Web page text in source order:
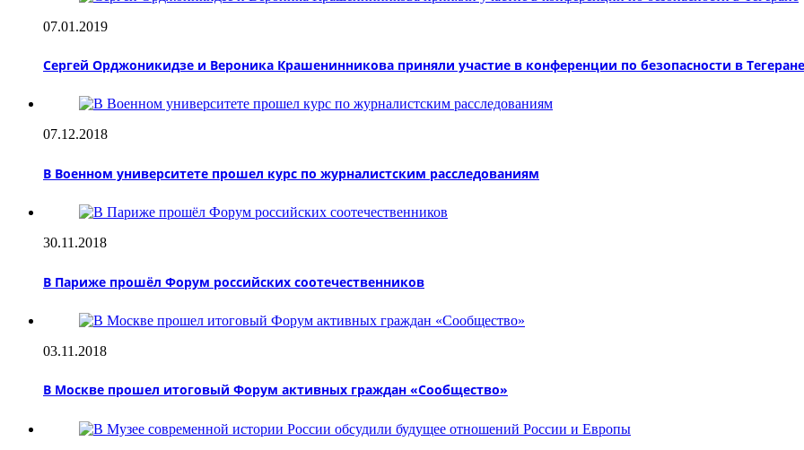
07.01.2019
Сергей Орджоникидзе и Вероника Крашенинникова приняли участие в конференции по безопасности в Тегеране
07.12.2018
В Военном университете прошел курс по журналистским расследованиям
30.11.2018
В Париже прошёл Форум российских соотечественников
03.11.2018
В Москве прошел итоговый Форум активных граждан «Сообщество»